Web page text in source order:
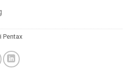
Pentax